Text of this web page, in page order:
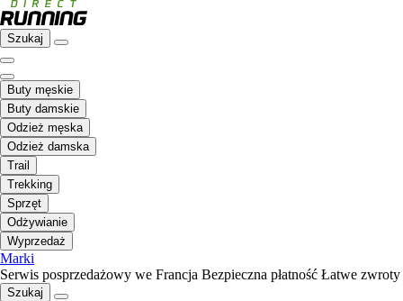
Szukaj
Buty męskie
Buty damskie
Odzież męska
Odzież damska
Trail
Trekking
Sprzęt
Odżywianie
Wyprzedaż
Marki
Serwis posprzedażowy we Francja Bezpieczna płatność Łatwe zwroty
Szukaj